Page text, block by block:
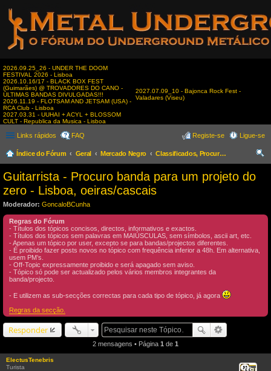
2026.09.25_26 - UNDER THE DOOM
FESTIVAL 2026 - Lisboa
2026.10.16/17 - BLACK BOX FEST
(Guimarães) @ TROVADORES DO CANO -
ÚLTIMAS BANDAS DIVULGADAS!!!
2026.11.19 - FLOTSAM AND JETSAM (USA) -
RCA Club - Lisboa
2027.03.31 - UUHAI + ACYL + BLOSSOM
CULT - Republica da Musica - Lisboa
2027.07.09_10 - Bajonca Rock Fest -
Valadares (Viseu)
Links rápidos FAQ Ligue-se
Registe-se
Índice do Fórum Geral Mercado Negro
Classificados, Procura & Oferta de Músicos
Guitarrista - Procuro banda para um projeto do
zero - Lisboa, oeiras/cascais
Moderador: GoncaloBCunha
Regras do Fórum
- Títulos dos tópicos concisos, directos, informativos e exactos.
- Títulos dos tópicos sem palavras em MAIÚSCULAS, sem símbolos, ascii art, etc.
- Apenas um tópico por user, excepto se para bandas/projectos diferentes.
- É proibido fazer posts novos no tópico com frequência inferior a 48h. Em alternativa,
usem PM’s.
- Off-Topic expressamente proibido e será apagado sem aviso.
- Tópico só pode ser actualizado pelos vários membros integrantes da
banda/projecto.
- E utilizem as sub-secções correctas para cada tipo de tópico, já agora
Regras da secção.
Responder
2 mensagens • Página 1 de 1
ElectusTenebris
Turista